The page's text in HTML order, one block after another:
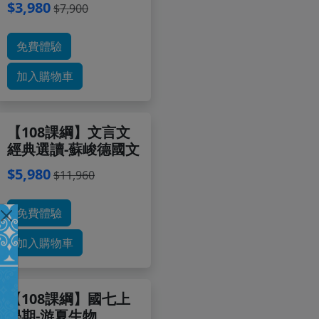
$3,980$7,900
免費體驗
加入購物車
【108課綱】文言文
經典選讀-蘇峻德國文
$5,980$11,960
免費體驗
加入購物車
【108課綱】國七上